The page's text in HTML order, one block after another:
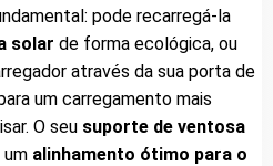
pode recarregá-la
solar de forma ecológica, ou
através da sua porta de
um carregamento mais
O seu suporte de ventosa
um alinhamento ótimo para o